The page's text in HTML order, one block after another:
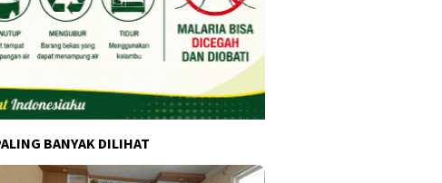
BANYAK DILIHAT